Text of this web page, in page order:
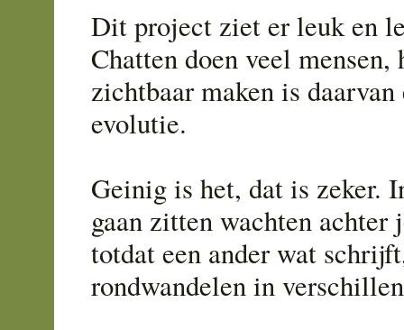
Dit project ziet er leuk en
Chatten doen veel
zichtbaar maken is
evolutie.
Geinig is het, dat is zeker.
gaan zitten wachten achter
totdat een ander wat
rondwandelen in